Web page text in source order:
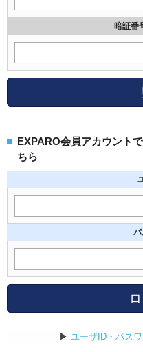
暗証番
EXPARO会員アカウント
ちら
パ
▶ ユーザID・パス